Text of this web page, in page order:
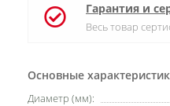
Основные
Диаметр (мм):
Гарантия и
Весь товар